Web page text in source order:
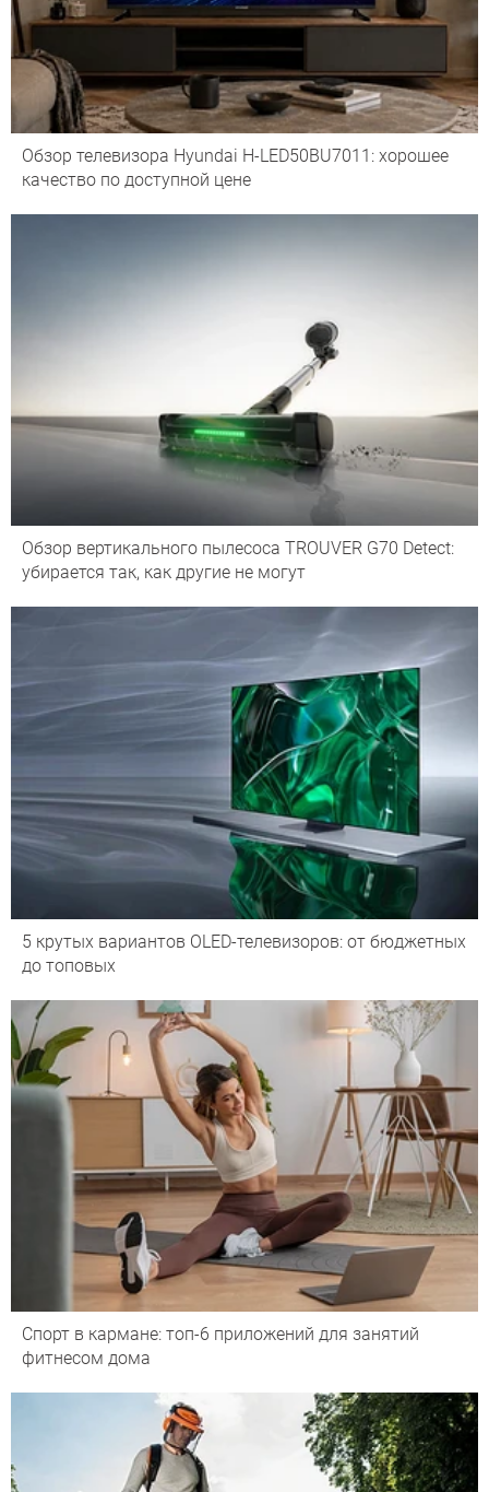
Обзор телевизора Hyundai H-LED50BU7011: хорошее
качество по доступной цене
Обзор вертикального пылесоса TROUVER G70 Detect:
убирается так, как другие не могут
5 крутых вариантов OLED-телевизоров: от бюджетных
до топовых
Спорт в кармане: топ-6 приложений для занятий
фитнесом дома